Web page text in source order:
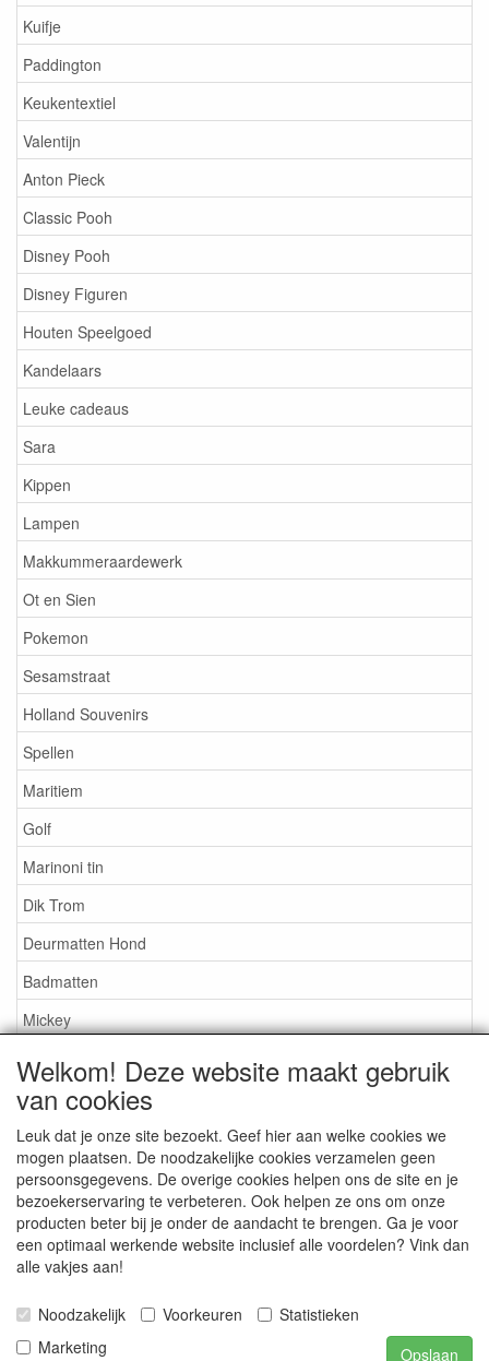
Kuifje
Paddington
Keukentextiel
Valentijn
Anton Pieck
Classic Pooh
Disney Pooh
Disney Figuren
Houten Speelgoed
Kandelaars
Leuke cadeaus
Sara
Kippen
Lampen
Makkummeraardewerk
Ot en Sien
Pokemon
Sesamstraat
Holland Souvenirs
Spellen
Maritiem
Golf
Marinoni tin
Dik Trom
Deurmatten Hond
Badmatten
Mickey
Nijntje
Snoopy
Overige artikelen
Service
Algemene leveringsvoorwaarden
Ideal
Privacy statement
Welkom! Deze website maakt gebruik
van cookies
Leuk dat je onze site bezoekt. Geef hier aan welke cookies we
mogen plaatsen. De noodzakelijke cookies verzamelen geen
persoonsgegevens. De overige cookies helpen ons de site en je
bezoekerservaring te verbeteren. Ook helpen ze ons om onze
producten beter bij je onder de aandacht te brengen. Ga je voor
een optimaal werkende website inclusief alle voordelen? Vink dan
alle vakjes aan!
Noodzakelijk Voorkeuren
Statistieken
Marketing
Opslaan